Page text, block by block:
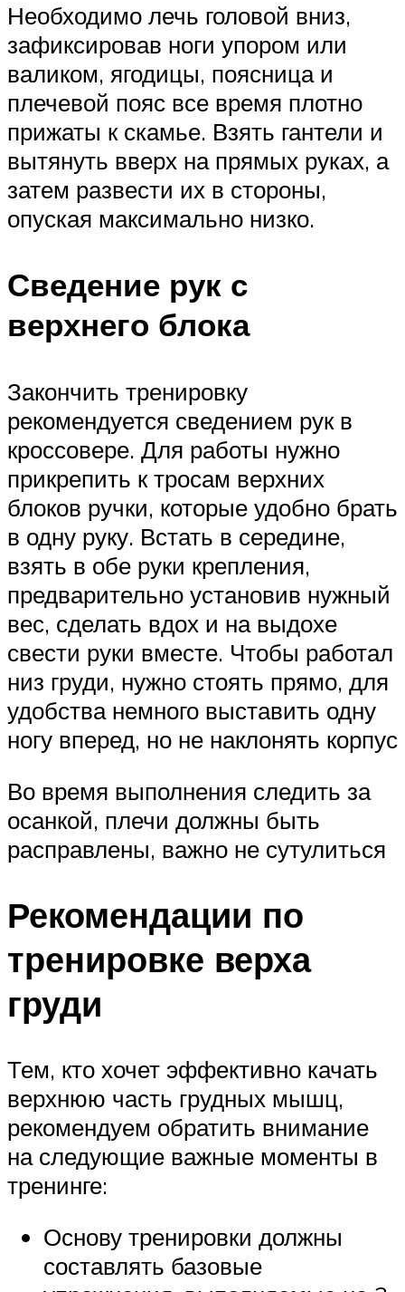
Необходимо лечь головой вниз,
зафиксировав ноги упором или
валиком, ягодицы, поясница и
плечевой пояс все время плотно
прижаты к скамье. Взять гантели и
вытянуть вверх на прямых руках, а
затем развести их в стороны,
опуская максимально низко.
Сведение рук с
верхнего блока
Закончить тренировку
рекомендуется сведением рук в
кроссовере. Для работы нужно
прикрепить к тросам верхних
блоков ручки, которые удобно брать
в одну руку. Встать в середине,
взять в обе руки крепления,
предварительно установив нужный
вес, сделать вдох и на выдохе
свести руки вместе. Чтобы работал
низ груди, нужно стоять прямо, для
удобства немного выставить одну
ногу вперед, но не наклонять корпус
Во время выполнения следить за
осанкой, плечи должны быть
расправлены, важно не сутулиться
Рекомендации по
тренировке верха
груди
Тем, кто хочет эффективно качать
верхнюю часть грудных мышц,
рекомендуем обратить внимание
на следующие важные моменты в
тренинге:
Основу тренировки должны
составлять базовые